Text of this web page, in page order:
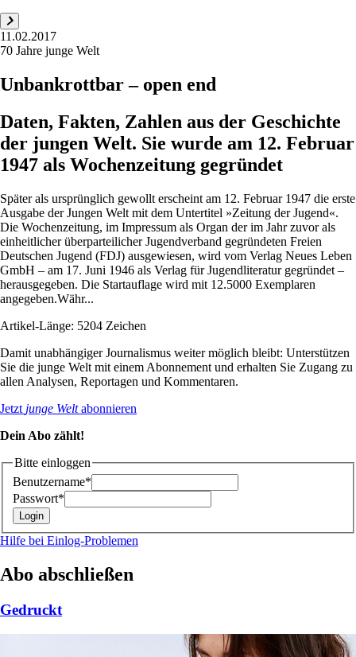
11.02.2017
70 Jahre junge Welt
Unbankrottbar – open end
Daten, Fakten, Zahlen aus der Geschichte
der jungen Welt. Sie wurde am 12. Februar
1947 als Wochenzeitung gegründet
Später als ursprünglich gewollt erscheint am 12. Februar 1947 die erste
Ausgabe der Jungen Welt mit dem Untertitel »Zeitung der Jugend«.
Die Wochenzeitung, im Impressum als Organ der im Jahr zuvor als
einheitlicher überparteilicher Jugendverband gegründeten Freien
Deutschen Jugend (FDJ) ausgewiesen, wird vom Verlag Neues Leben
GmbH – am 17. Juni 1946 als Verlag für Jugendliteratur gegründet –
herausgegeben. Die Startauflage wird mit 12.5000 Exemplaren
angegeben.Währ...
Artikel-Länge: 5204 Zeichen
Damit unabhängiger Journalismus weiter möglich bleibt: Unterstützen
Sie die junge Welt mit einem Abonnement und erhalten Sie Zugang zu
allen Analysen, Reportagen und Kommentaren.
Jetzt junge Weltabonnieren
Dein Abo zählt!
Bitte einloggen
Benutzername*
Passwort*
Hilfe bei Einlog-Problemen
Abo abschließen
Gedruckt